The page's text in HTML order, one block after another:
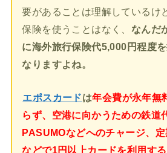
要があることは理解しているけ
保険を使うことはなく、 なんだ
に海外旅行保険代5,000円程度
なりますよね。
エポスカードは年会費が永年無
らず、空港に向かうための鉄道
PASUMOなどへのチャージ、定
などで1円以上カードを利用す